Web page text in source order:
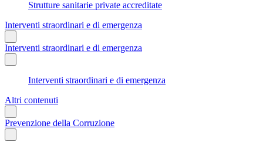
Strutture sanitarie private accreditate
Interventi straordinari e di emergenza
Interventi straordinari e di emergenza
Interventi straordinari e di emergenza
Altri contenuti
Prevenzione della Corruzione